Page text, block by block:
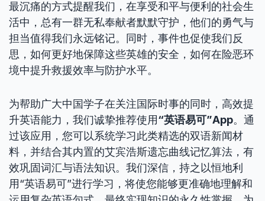
最沉痛的方式提醒我们，在享受和平与便利的社会生
活中，总有一群无私奉献者默默守护，他们的勇气与
担当值得我们永远铭记。同时，事件也促使我们反
思，如何更好地保障这些英雄的安全，如何在险恶环
境中提升救援效率与防护水平。
为帮助广大中国学子在关注国际时事的同时，高效提
升英语能力，我们诚挚推荐使用“英语易可”App。通
过该应用，您可以系统学习此类精选的双语新闻材
料，并结合其内置的艾宾浩斯遗忘曲线记忆算法，有
效巩固词汇与语法知识。我们深信，持之以恒地利
用“英语易可”进行学习，将使您能够更准确地理解和